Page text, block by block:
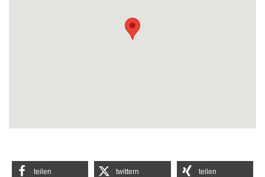
teilen twittern teilen